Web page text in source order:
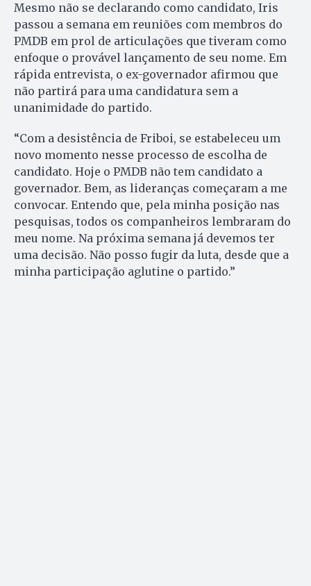
Mesmo não se declarando como candidato, Iris
passou a semana em reuniões com membros do
PMDB em prol de articulações que tiveram como
enfoque o provável lançamento de seu nome. Em
rápida entrevista, o ex-governador afirmou que
não partirá para uma candidatura sem a
unanimidade do partido.
“Com a desistência de Friboi, se estabeleceu um
novo momento nesse processo de escolha de
candidato. Hoje o PMDB não tem candidato a
governador. Bem, as lideranças começaram a me
convocar. Entendo que, pela minha posição nas
pesquisas, todos os companheiros lembraram do
meu nome. Na próxima semana já devemos ter
uma decisão. Não posso fugir da luta, desde que a
minha participação aglutine o partido.”